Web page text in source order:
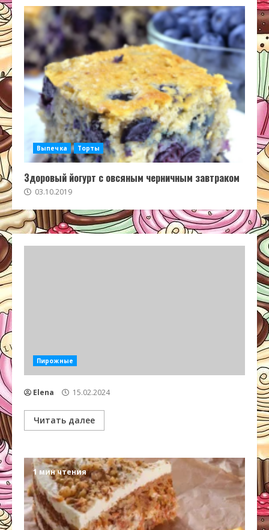
Выпечка Торты
Здоровый йогурт с овсяным черничным завтраком
03.10.2019
Пирожные
Elena 15.02.2024
Читать далее
1 мин чтения